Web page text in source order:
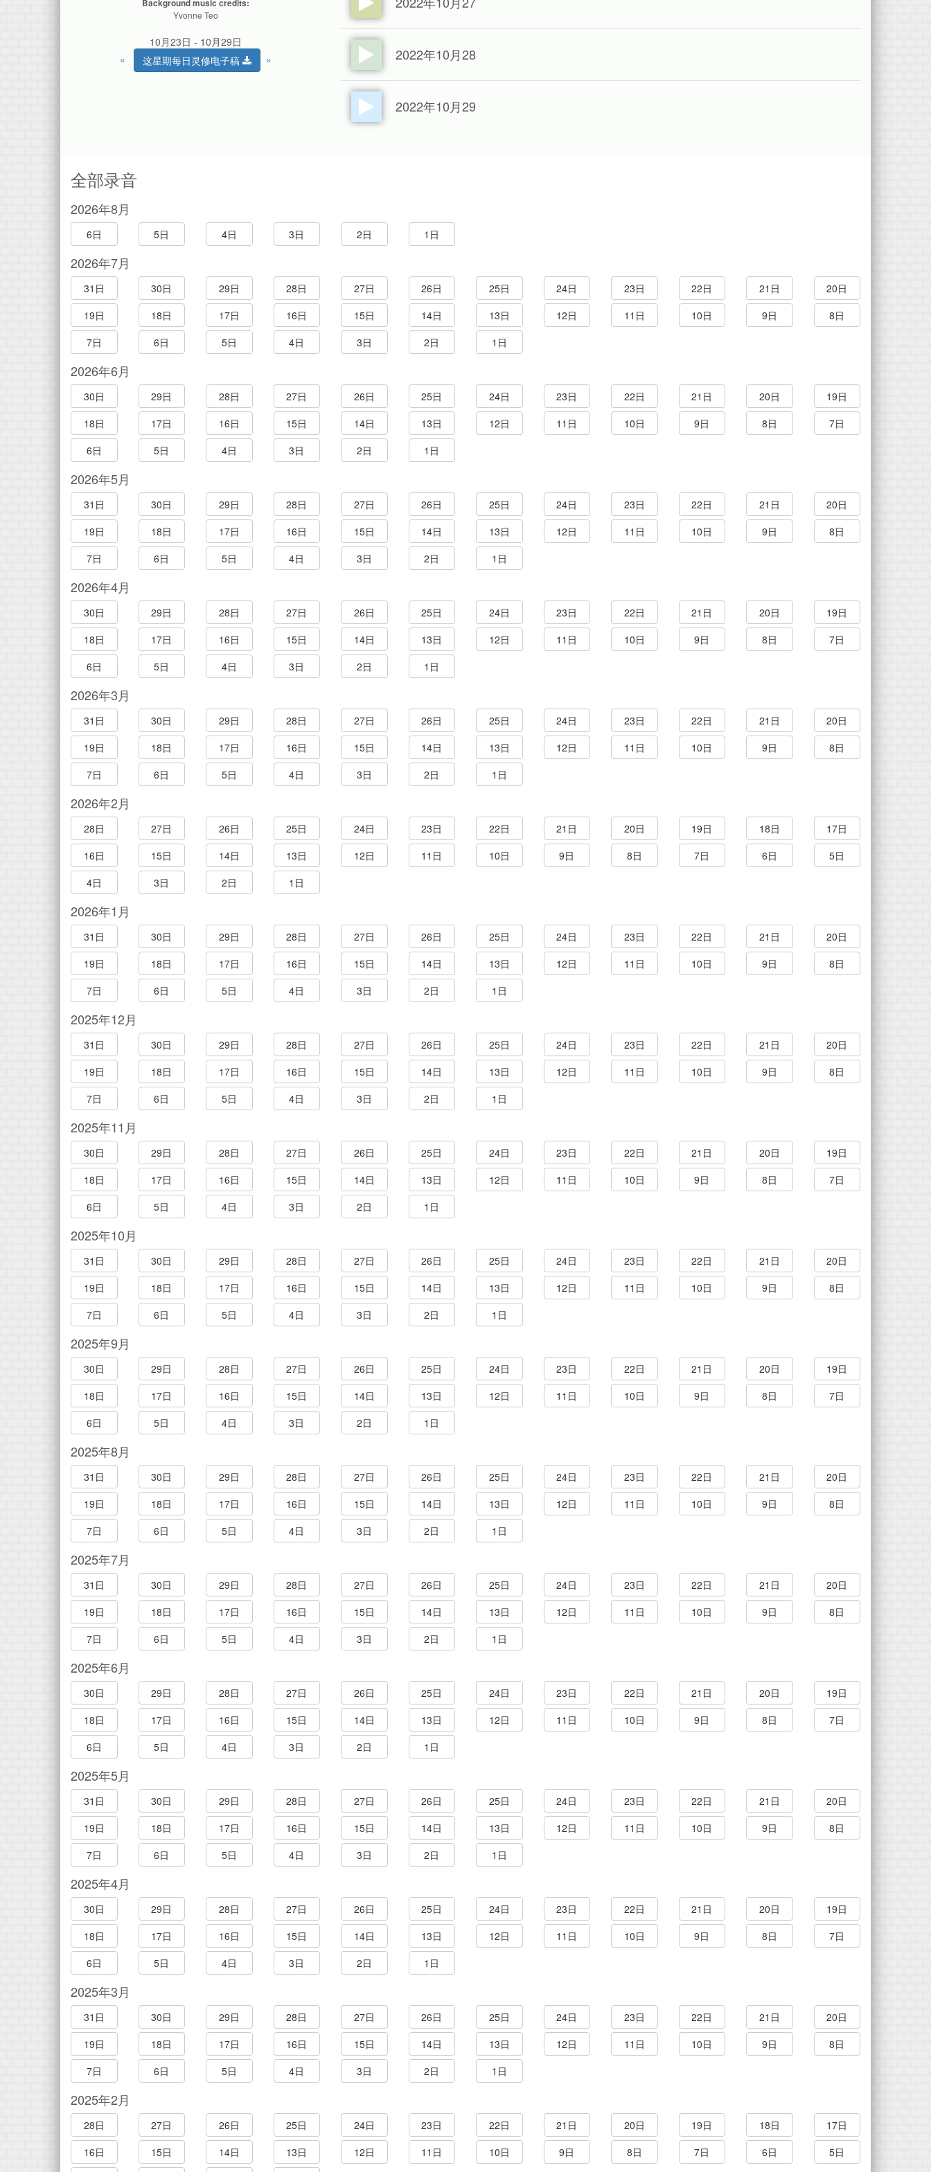
Background music credits:
Yvonne Teo
10月23日 - 10月29日
«
这星期每日灵修电子稿 » 2022年10月28
2022年10月29
全部录音
2026年8月
6日 5日 4日 3日 2日 1日
2026年7月
31日 30日 29日 28日 27日 26日 25日 24日 23日 22日 21日
20日
19日
18日 17日 16日 15日 14日 13日 12日 11日 10日 9日
8日
7日
6日 5日 4日 3日 2日 1日
2026年6月
30日 29日 28日 27日 26日 25日 24日 23日 22日 21日 20日
19日
18日
17日 16日 15日 14日 13日 12日 11日 10日 9日 8日
7日
6日
5日 4日 3日 2日 1日
2026年5月
31日 30日 29日 28日 27日 26日 25日 24日 23日 22日 21日
20日
19日
18日 17日 16日 15日 14日 13日 12日 11日 10日 9日
8日
7日
6日 5日 4日 3日 2日 1日
2026年4月
30日 29日 28日 27日 26日 25日 24日 23日 22日 21日 20日
19日
18日
17日 16日 15日 14日 13日 12日 11日 10日 9日 8日
7日
6日
5日 4日 3日 2日 1日
2026年3月
31日 30日 29日 28日 27日 26日 25日 24日 23日 22日 21日
20日
19日
18日 17日 16日 15日 14日 13日 12日 11日 10日 9日
8日
7日
6日 5日 4日 3日 2日 1日
2026年2月
28日 27日 26日 25日 24日 23日 22日 21日 20日 19日 18日
17日
16日
15日 14日 13日 12日 11日 10日 9日 8日 7日 6日
5日
4日
3日 2日 1日
2026年1月
31日 30日 29日 28日 27日 26日 25日 24日 23日 22日 21日
20日
19日
18日 17日 16日 15日 14日 13日 12日 11日 10日 9日
8日
7日
6日 5日 4日 3日 2日 1日
2025年12月
31日 30日 29日 28日 27日 26日 25日 24日 23日 22日 21日
20日
19日
18日 17日 16日 15日 14日 13日 12日 11日 10日 9日
8日
7日
6日 5日 4日 3日 2日 1日
2025年11月
30日 29日 28日 27日 26日 25日 24日 23日 22日 21日 20日
19日
18日
17日 16日 15日 14日 13日 12日 11日 10日 9日 8日
7日
6日
5日 4日 3日 2日 1日
2025年10月
31日 30日 29日 28日 27日 26日 25日 24日 23日 22日 21日
20日
19日
18日 17日 16日 15日 14日 13日 12日 11日 10日 9日
8日
7日
6日 5日 4日 3日 2日 1日
2025年9月
30日 29日 28日 27日 26日 25日 24日 23日 22日 21日 20日
19日
18日
17日 16日 15日 14日 13日 12日 11日 10日 9日 8日
7日
6日
5日 4日 3日 2日 1日
2025年8月
31日 30日 29日 28日 27日 26日 25日 24日 23日 22日 21日
20日
19日
18日 17日 16日 15日 14日 13日 12日 11日 10日 9日
8日
7日
6日 5日 4日 3日 2日 1日
2025年7月
31日 30日 29日 28日 27日 26日 25日 24日 23日 22日 21日
20日
19日
18日 17日 16日 15日 14日 13日 12日 11日 10日 9日
8日
7日
6日 5日 4日 3日 2日 1日
2025年6月
30日 29日 28日 27日 26日 25日 24日 23日 22日 21日 20日
19日
18日
17日 16日 15日 14日 13日 12日 11日 10日 9日 8日
7日
6日
5日 4日 3日 2日 1日
2025年5月
31日 30日 29日 28日 27日 26日 25日 24日 23日 22日 21日
20日
19日
18日 17日 16日 15日 14日 13日 12日 11日 10日 9日
8日
7日
6日 5日 4日 3日 2日 1日
2025年4月
30日 29日 28日 27日 26日 25日 24日 23日 22日 21日 20日
19日
18日
17日 16日 15日 14日 13日 12日 11日 10日 9日 8日
7日
6日
5日 4日 3日 2日 1日
2025年3月
31日 30日 29日 28日 27日 26日 25日 24日 23日 22日 21日
20日
19日
18日 17日 16日 15日 14日 13日 12日 11日 10日 9日
8日
7日
6日 5日 4日 3日 2日 1日
2025年2月
28日 27日 26日 25日 24日 23日 22日 21日 20日 19日 18日
17日
16日
15日 14日 13日 12日 11日 10日 9日 8日 7日 6日 5日